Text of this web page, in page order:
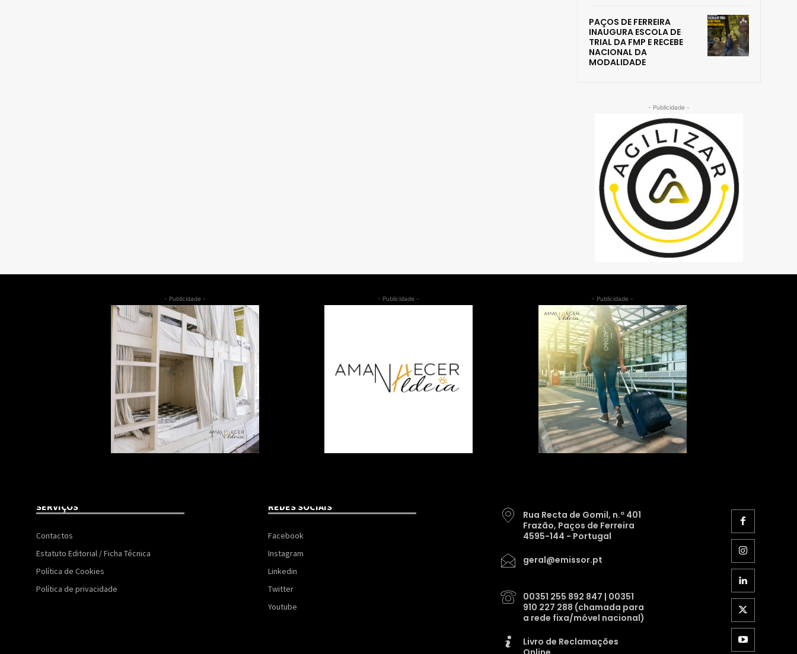
PAÇOS DE FERREIRA
INAUGURA ESCOLA DE
TRIAL DA FMP E RECEBE
NACIONAL DA
MODALIDADE
- Publicidade -
- Publicidade - - Publicidade - - Publicidade -
SERVIÇOS
Contactos
Estatuto Editorial / Ficha Técnica
Política de Cookies
Política de privacidade
REDES SOCIAIS
Facebook
Instagram
Linkedin
Twitter
Youtube
Rua Recta de Gomil, n.º 401
Frazão, Paços de Ferreira
4595-144 - Portugal
geral@emissor.pt
00351 255 892 847 | 00351
910 227 288 (chamada para
a rede fixa/móvel nacional)
Livro de Reclamações